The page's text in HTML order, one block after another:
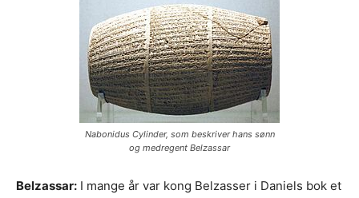
Nabonidus Cylinder, som beskriver hans sønn
og medregent Belzassar
Belzassar: I mange år var kong Belzasser i Daniels bok et